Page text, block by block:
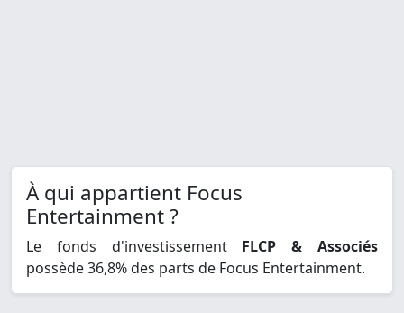
À qui appartient Focus
Entertainment ?
Le fonds d'investissement FLCP & Associés
possède 36,8% des parts de Focus Entertainment.